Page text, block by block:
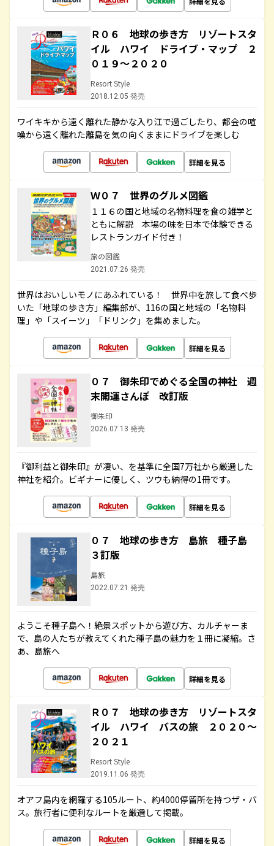
Ｒ０６ 地球の歩き方 リゾートスタ
イル ハワイ ドライブ・マップ ２
０１９～２０２０
Resort Style
2018.12.05 発売
ワイキキから遠く離れた静かな入り江で過ごしたり、都会の喧
噪から遠く離れた離島を気の向くままにドライブを楽しむ
詳細を見る
Ｗ０７ 世界のグルメ図鑑
１１６の国と地域の名物料理を食の雑学と
ともに解説 本場の味を日本で体験できる
レストランガイド付き！
旅の図鑑
2021.07.26 発売
世界はおいしいモノにあふれている！ 世界中を旅して食べ歩
いた「地球の歩き方」編集部が、116の国と地域の「名物料
理」や「スイーツ」「ドリンク」を集めました。
詳細を見る
０７ 御朱印でめぐる全国の神社 週
末開運さんぽ 改訂版
御朱印
2026.07.13 発売
『御利益と御朱印』が凄い、を基準に全国7万社から厳選した
神社を紹介。ビギナーに優しく、ツウも納得の1冊です。
詳細を見る
０７ 地球の歩き方 島旅 種子島
３訂版
島旅
2022.07.21 発売
ようこそ種子島へ！絶景スポットから遊び方、カルチャーま
で、島の人たちが教えてくれた種子島の魅力を１冊に凝縮。さ
あ、島旅へ
詳細を見る
Ｒ０７ 地球の歩き方 リゾートスタ
イル ハワイ バスの旅 ２０２０～
２０２１
Resort Style
2019.11.06 発売
オアフ島内を網羅する105ルート、約4000停留所を持つザ・バ
ス。旅行者に便利なルートを厳選して掲載。
詳細を見る